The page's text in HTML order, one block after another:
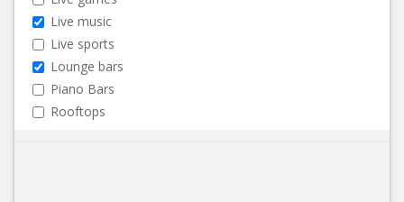
Live music
Live sports
Lounge bars
Piano Bars
Rooftops